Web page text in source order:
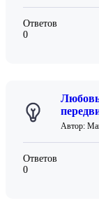
Ответов
0
Автор:
Ответов
0